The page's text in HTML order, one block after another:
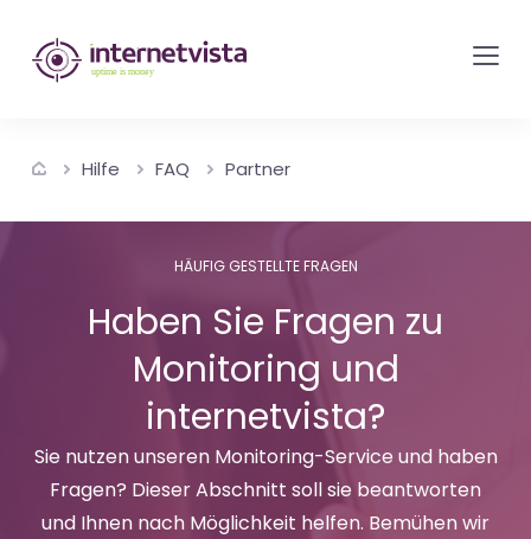
internetvista
Monitoring
Überwachung
von
Websites
Diensten
Money
Hilfe FAQ Partner
HÄUFIG GESTELLTE FRAGEN
Haben Sie Fragen zu
Monitoring und
internetvista?
Sie nutzen unseren Monitoring-Service und haben
Fragen? Dieser Abschnitt soll sie beantworten
und Ihnen nach Möglichkeit helfen. Bemühen wir